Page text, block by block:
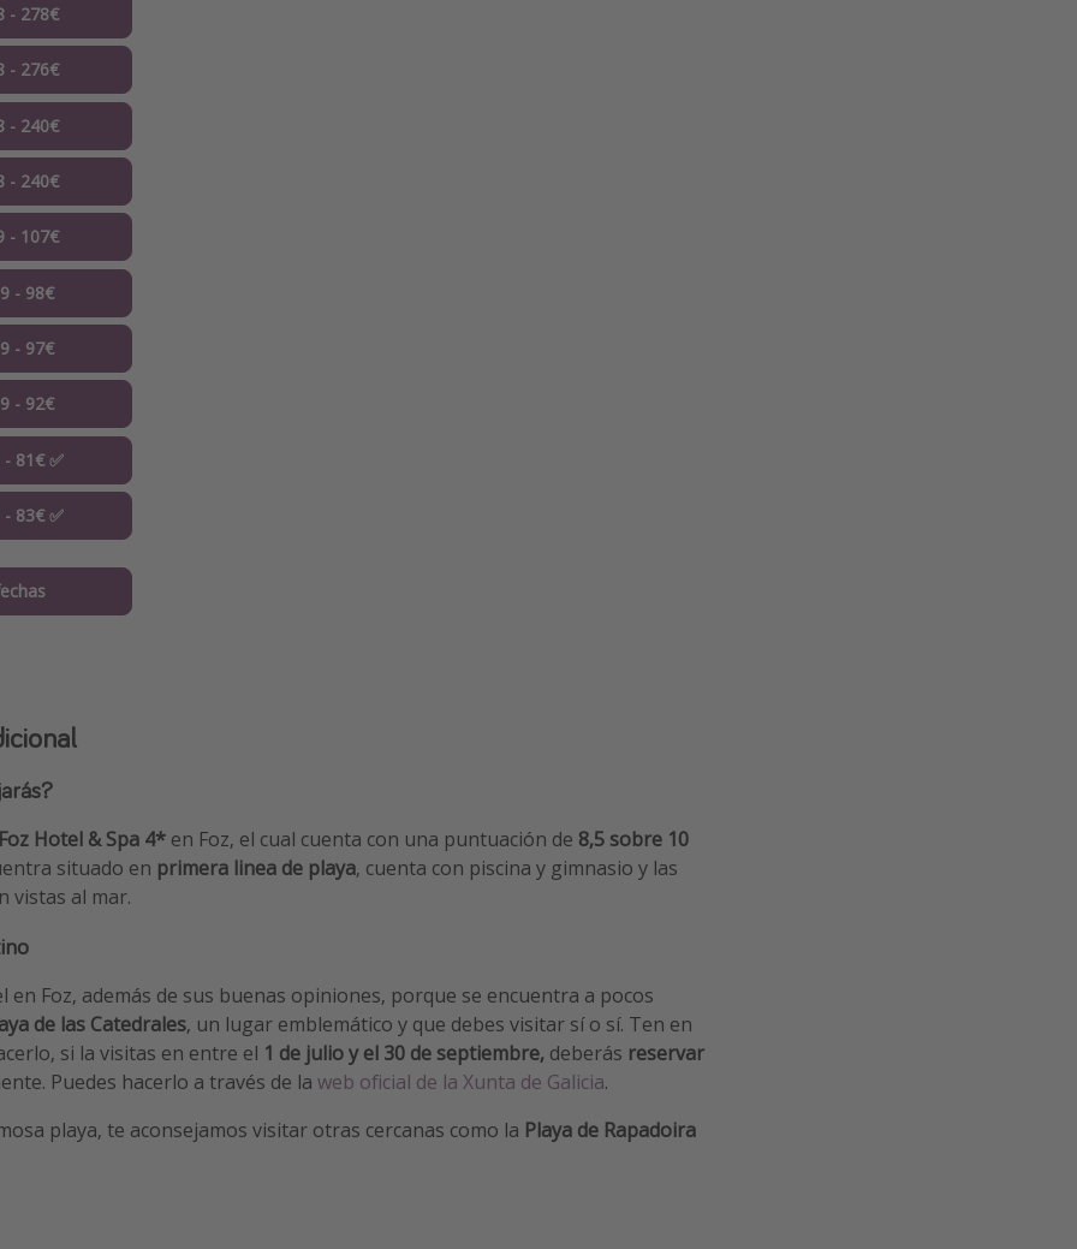
- 278€
- 276€
- 240€
- 240€
- 107€
- 98€
- 97€
- 92€
81€ ✅
83€ ✅
Hotel & Spa 4* en Foz, el cual cuenta con una puntuación de 8,5 sobre 10
situado en primera linea de playa, cuenta con piscina y gimnasio y las
vistas al mar.
en Foz, además de sus buenas opiniones, porque se encuentra a pocos
de las Catedrales, un lugar emblemático y que debes visitar sí o sí. Ten en
si la visitas en entre el 1 de julio y el 30 de septiembre, deberás reservar
Puedes hacerlo a través de la web oficial de la Xunta de Galicia.
playa, te aconsejamos visitar otras cercanas como la Playa de Rapadoira